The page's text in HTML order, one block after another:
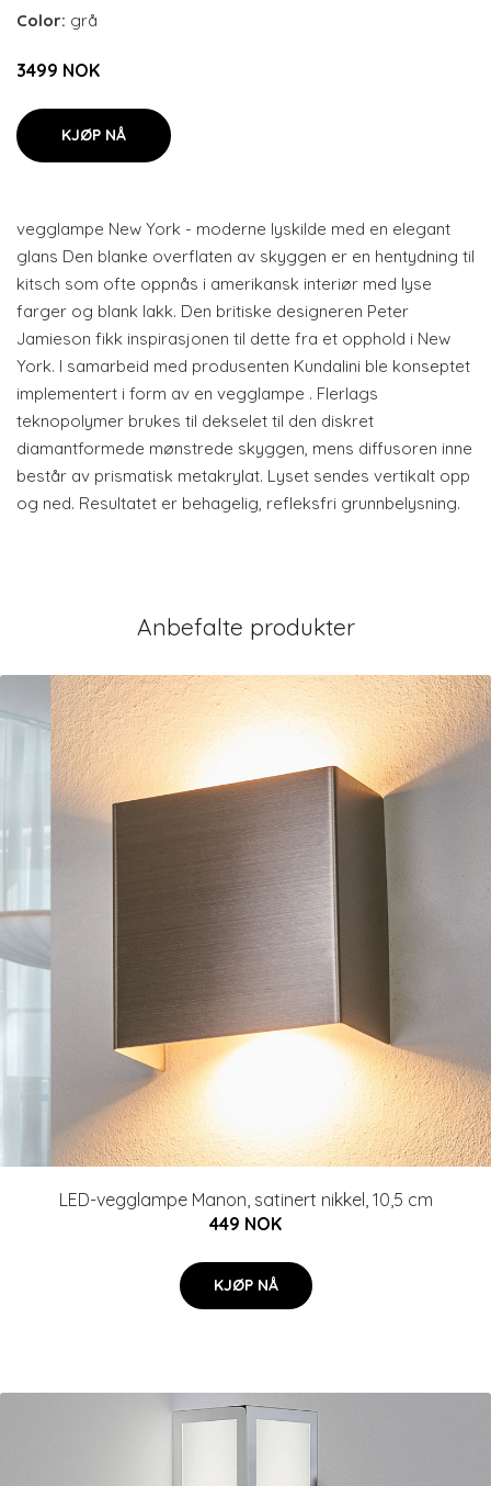
Color: grå
3499 NOK
KJØP NÅ
vegglampe New York - moderne lyskilde med en elegant
glans Den blanke overflaten av skyggen er en hentydning til
kitsch som ofte oppnås i amerikansk interiør med lyse
farger og blank lakk. Den britiske designeren Peter
Jamieson fikk inspirasjonen til dette fra et opphold i New
York. I samarbeid med produsenten Kundalini ble konseptet
implementert i form av en vegglampe . Flerlags
teknopolymer brukes til dekselet til den diskret
diamantformede mønstrede skyggen, mens diffusoren inne
består av prismatisk metakrylat. Lyset sendes vertikalt opp
og ned. Resultatet er behagelig, refleksfri grunnbelysning.
Anbefalte produkter
LED-vegglampe Manon, satinert nikkel, 10,5 cm
449 NOK
KJØP NÅ